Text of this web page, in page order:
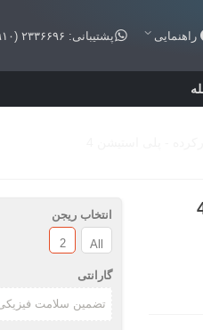
راهنمایی پشتیبانی: ۲۳۳۶۶۹۶ (۰۹۱۰)
انتخاب ریجن
All
2
گارانتی